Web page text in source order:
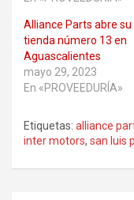
Alliance Parts abre su
tienda número 13 en
Aguascalientes
mayo 29, 2023
En «PROVEEDURÍA»
Etiquetas: alliance
inter motors, san luis